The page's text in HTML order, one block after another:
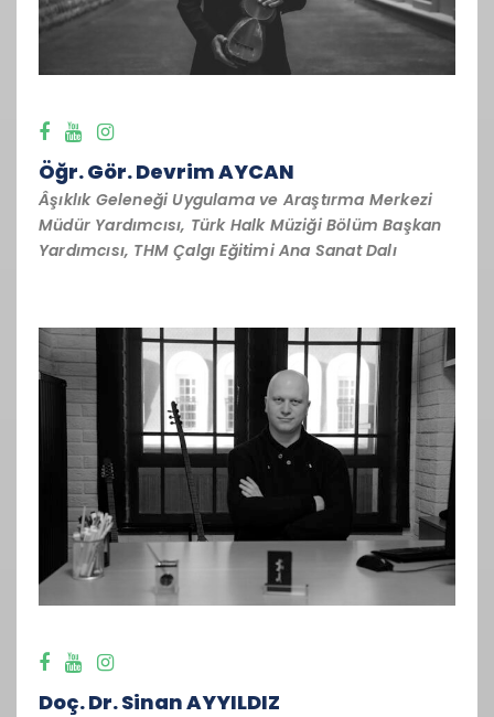
Öğr. Gör. Devrim AYCAN
Âşıklık Geleneği Uygulama ve Araştırma Merkezi
Müdür Yardımcısı, Türk Halk Müziği Bölüm Başkan
Yardımcısı, THM Çalgı Eğitimi Ana Sanat Dalı
Doç. Dr. Sinan AYYILDIZ